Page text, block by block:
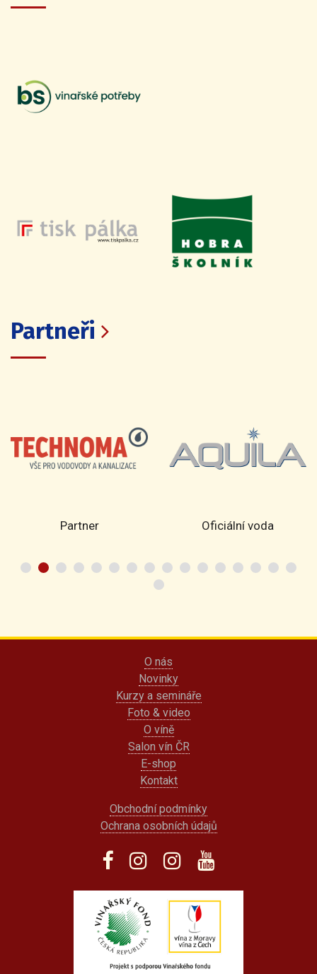
Partneři
Partner Oficiální voda
O nás
Novinky
Kurzy a semináře
Foto & video
O víně
Salon vín ČR
E-shop
Kontakt
Obchodní podmínky
Ochrana osobních údajů